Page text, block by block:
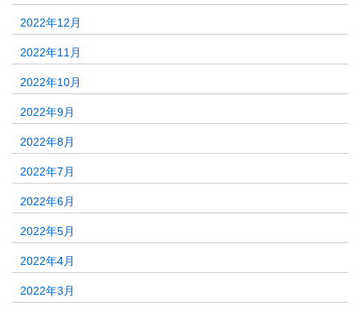
2022年12月
2022年11月
2022年10月
2022年9月
2022年8月
2022年7月
2022年6月
2022年5月
2022年4月
2022年3月